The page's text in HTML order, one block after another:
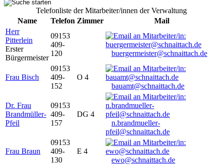
Telefonliste der Mitarbeiter/innen der Verwaltung
Name
Telefon Zimmer
Mail
Herr
Pitterlein
Erster
Bürgermeister
09153
409-
120
buergermeister@schnaittach.de
Frau Bisch
09153
409-
152
O 4
bauamt@schnaittach.de
Dr. Frau
Brandmüller-
Pfeil
09153
409-
157
DG 4
n.brandmueller-
pfeil@schnaittach.de
Frau Braun
09153
409-
130
E 4
ewo@schnaittach.de